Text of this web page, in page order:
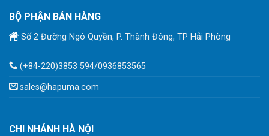
BỘ PHẬN BÁN HÀNG
Số 2 Đường Ngô Quyền, P. Thành Đông, TP Hải Phòng
(+84-220)3853 594/0936853565
sales@hapuma.com
CHI NHÁNH HÀ NỘI